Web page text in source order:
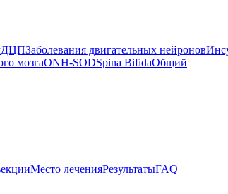
ДЦПЗаболевания двигательных нейронов
мозгаONH-SODSpina BifidaОбщий
Место леченияРезультатыFAQ